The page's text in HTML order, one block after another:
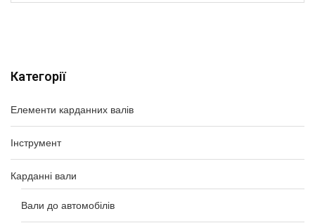
Категорії
Елементи карданних валів
Інструмент
Карданні вали
Вали до автомобілів